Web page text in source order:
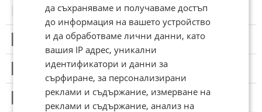
23.01.2025
Този коментар е премахнат от модератор.
Този коментар е премахнат от модератор.
Този коментар е премахнат от модератор.
да съхраняваме и получаваме достъп
до информация на вашето устройство
и да обработваме лични данни, като
вашия IP адрес, уникални
идентификатори и данни за
сърфиране, за персонализирани
реклами и съдържание, измерване на
реклами и съдържание, анализ на